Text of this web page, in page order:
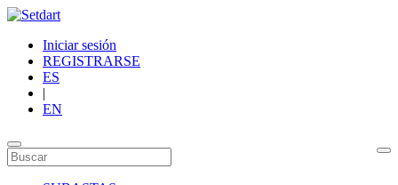
Iniciar sesión
REGISTRARSE
ES
|
EN